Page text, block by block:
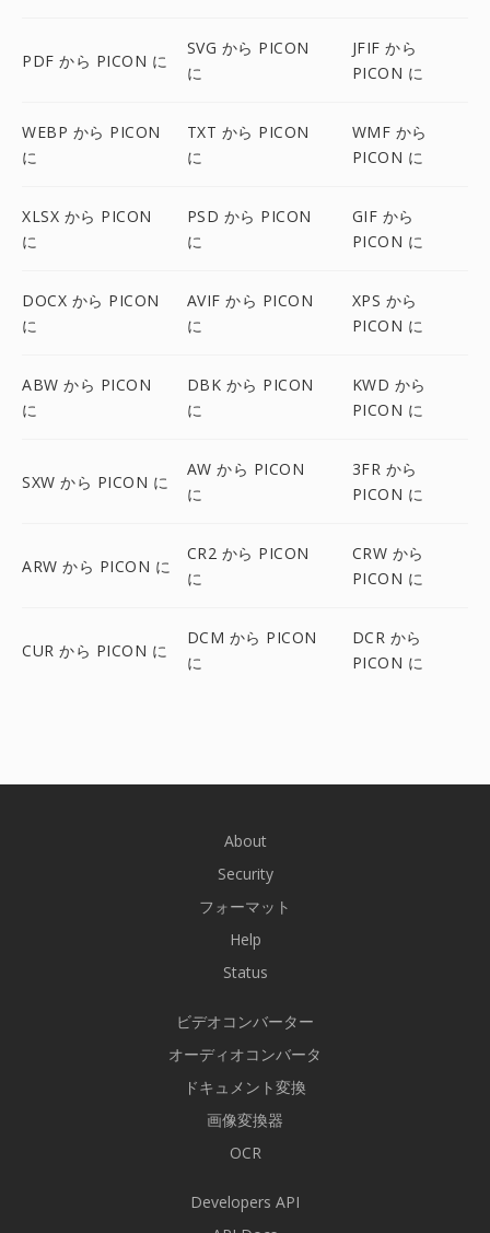
PDF から PICON に
SVG から PICON
に
JFIF から
PICON に
WEBP から PICON
に
TXT から PICON
に
WMF から
PICON に
XLSX から PICON
に
PSD から PICON
に
GIF から
PICON に
DOCX から PICON
に
AVIF から PICON
に
XPS から
PICON に
ABW から PICON
に
DBK から PICON
に
KWD から
PICON に
SXW から PICON に
AW から PICON
に
3FR から
PICON に
ARW から PICON に
CR2 から PICON
に
CRW から
PICON に
CUR から PICON に
DCM から PICON
に
DCR から
PICON に
About
Security
フォーマット
Help
Status
ビデオコンバーター
オーディオコンバータ
ドキュメント変換
画像変換器
OCR
Developers API